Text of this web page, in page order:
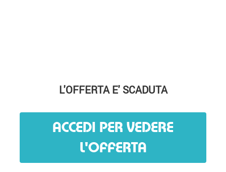
L'OFFERTA E' SCADUTA
ACCEDI PER VEDERE
L'OFFERTA